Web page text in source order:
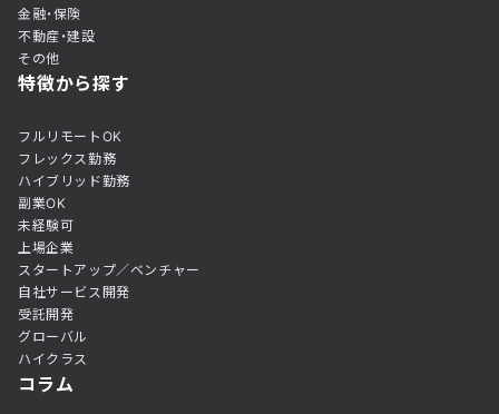
金融・保険
不動産・建設
その他
特徴から探す
フルリモートOK
フレックス勤務
ハイブリッド勤務
副業OK
未経験可
上場企業
スタートアップ／ベンチャー
自社サービス開発
受託開発
グローバル
ハイクラス
コラム